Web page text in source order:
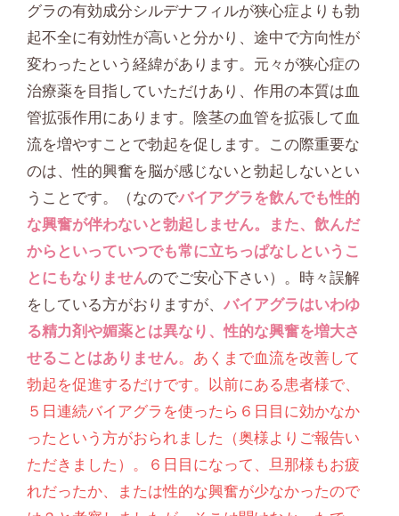
グラの有効成分シルデナフィルが狭心症よりも勃
起不全に有効性が高いと分かり、途中で方向性が
変わったという経緯があります。元々が狭心症の
治療薬を目指していただけあり、作用の本質は血
管拡張作用にあります。陰茎の血管を拡張して血
流を増やすことで勃起を促します。この際重要な
のは、性的興奮を脳が感じないと勃起しないとい
うことです。（なのでバイアグラを飲んでも性的
な興奮が伴わないと勃起しません。また、飲んだ
からといっていつでも常に立ちっぱなしというこ
とにもなりませんのでご安心下さい）。時々誤解
をしている方がおりますが、 バイアグラはいわゆ
る精力剤や媚薬とは異なり、性的な興奮を増大さ
せることはありません。あくまで血流を改善して
勃起を促進するだけです。以前にある患者様で、
５日連続バイアグラを使ったら６日目に効かなか
ったという方がおられました（奥様よりご報告い
ただきました）。６日目になって、旦那様もお疲
れだったか、または性的な興奮が少なかったので